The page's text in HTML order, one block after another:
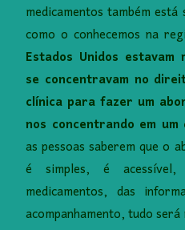
medicamentos também
como o conhecemos na
Estados Unidos
se concentravam no
clínica para fazer um
nos concentrando em
as pessoas saberem que o
é simples, é
medicamentos, das
acompanhamento, tudo